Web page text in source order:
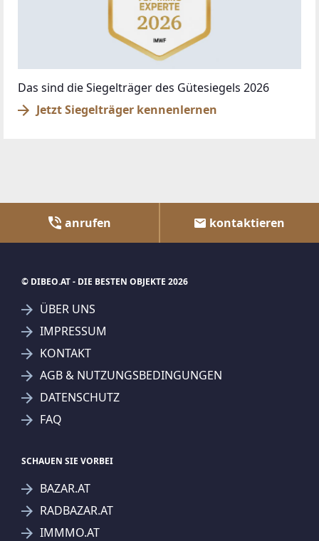
Das sind die Siegelträger des Gütesiegels 2026
Jetzt Siegelträger kennenlernen
anrufen kontaktieren
© DIBEO.AT - DIE BESTEN OBJEKTE 2026
ÜBER UNS
IMPRESSUM
KONTAKT
AGB & NUTZUNGSBEDINGUNGEN
DATENSCHUTZ
FAQ
SCHAUEN SIE VORBEI
BAZAR.AT
RADBAZAR.AT
IMMMO.AT